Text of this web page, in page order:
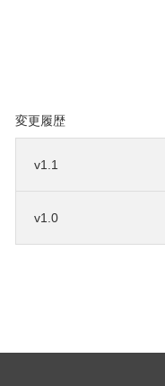
変更履歴
v1.1
v1.0